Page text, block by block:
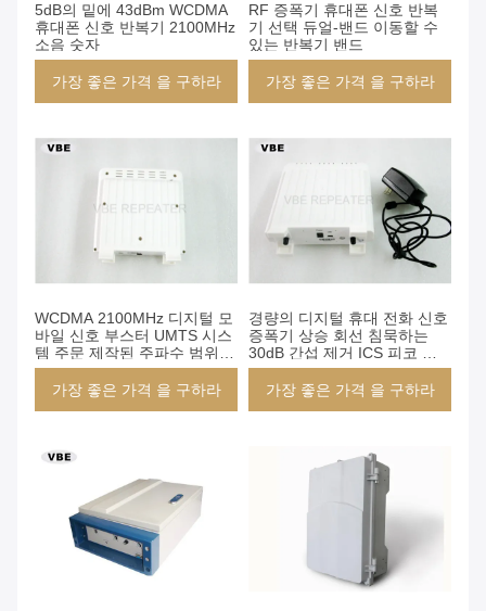
5dB의 밑에 43dBm WCDMA
휴대폰 신호 반복기 2100MHz
소음 숫자
가장 좋은 가격 을 구하라
RF 증폭기 휴대폰 신호 반복
기 선택 듀얼-밴드 이동할 수
있는 반복기 밴드
가장 좋은 가격 을 구하라
WCDMA 2100MHz 디지털 모
바일 신호 부스터 UMTS 시스
템 주문 제작된 주파수 범위
ICS 피코 중계기
가장 좋은 가격 을 구하라
경량의 디지털 휴대 전화 신호
증폭기 상승 회선 침묵하는
30dB 간섭 제거 ICS 피코 리
피트에아르
가장 좋은 가격 을 구하라